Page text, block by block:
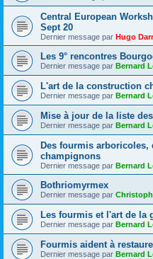
Central European
Sept 20
Dernier message par Hugo
Les 9° rencontres
Dernier message par Bernard
L'art de la construction
Dernier message par Bernard
Mise à jour de la liste
Dernier message par Bernard
Des fourmis arboricoles,
champignons
Dernier message par Bernard
Bothriomyrmex
Dernier message par
Les fourmis et l'art de la
Dernier message par Bernard
Fourmis aident à
Dernier message par Bernard